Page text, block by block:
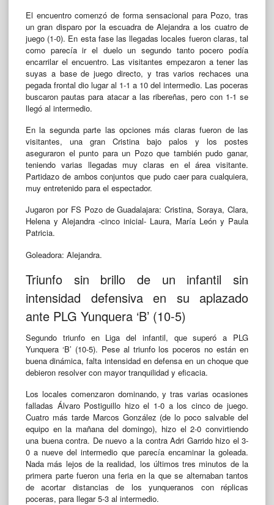
El encuentro comenzó de forma sensacional para Pozo, tras
un gran disparo por la escuadra de Alejandra a los cuatro de
juego (1-0). En esta fase las llegadas locales fueron claras, tal
como parecía ir el duelo un segundo tanto pocero podía
encarrilar el encuentro. Las visitantes empezaron a tener las
suyas a base de juego directo, y tras varios rechaces una
pegada frontal dio lugar al 1-1 a 10 del intermedio. Las poceras
buscaron pautas para atacar a las ribereñas, pero con 1-1 se
llegó al intermedio.
En la segunda parte las opciones más claras fueron de las
visitantes, una gran Cristina bajo palos y los postes
aseguraron el punto para un Pozo que también pudo ganar,
teniendo varias llegadas muy claras en el área visitante.
Partidazo de ambos conjuntos que pudo caer para cualquiera,
muy entretenido para el espectador.
Jugaron por FS Pozo de Guadalajara: Cristina, Soraya, Clara,
Helena y Alejandra -cinco inicial- Laura, María León y Paula
Patricia.
Goleadora: Alejandra.
Triunfo sin brillo de un infantil sin
intensidad defensiva en su aplazado
ante PLG Yunquera ‘B’ (10-5)
Segundo triunfo en Liga del infantil, que superó a PLG
Yunquera ‘B’ (10-5). Pese al triunfo los poceros no están en
buena dinámica, falta intensidad en defensa en un choque que
debieron resolver con mayor tranquilidad y eficacia.
Los locales comenzaron dominando, y tras varias ocasiones
falladas Álvaro Postiguillo hizo el 1-0 a los cinco de juego.
Cuatro más tarde Marcos González (de lo poco salvable del
equipo en la mañana del domingo), hizo el 2-0 convirtiendo
una buena contra. De nuevo a la contra Adri Garrido hizo el 3-
0 a nueve del intermedio que parecía encaminar la goleada.
Nada más lejos de la realidad, los últimos tres minutos de la
primera parte fueron una feria en la que se alternaban tantos
de acortar distancias de los yunqueranos con réplicas
poceras, para llegar 5-3 al intermedio.